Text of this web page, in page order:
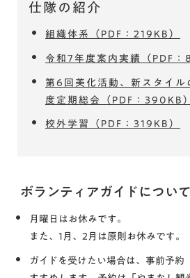
仕隊の紹介
組織体系（PDF：219KB）
令和7年度案内実績（PDF：
第6回美化活動、新スタイル
度定期総会（PDF：390KB）
校外学習（PDF：319KB）
ボランティアガイドについて
月曜日はお休みです。
また、1月、2月は原則お休みです。
ガイドを受けたい場合は、事前予約